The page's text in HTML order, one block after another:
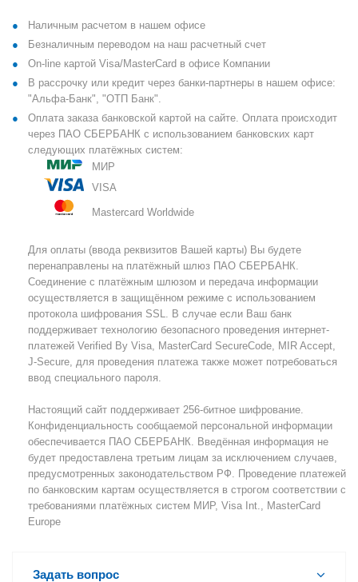
Наличным расчетом в нашем офисе
Безналичным переводом на наш расчетный счет
On-line картой Visa/MasterCard в офисе Компании
В рассрочку или кредит через банки-партнеры в нашем офисе:
"Альфа-Банк", "ОТП Банк".
Оплата заказа банковской картой на сайте. Оплата происходит
через ПАО СБЕРБАНК с использованием банковских карт
следующих платёжных систем:
МИР
VISA
Mastercard Worldwide
Для оплаты (ввода реквизитов Вашей карты) Вы будете
перенаправлены на платёжный шлюз ПАО СБЕРБАНК.
Соединение с платёжным шлюзом и передача информации
осуществляется в защищённом режиме с использованием
протокола шифрования SSL. В случае если Ваш банк
поддерживает технологию безопасного проведения интернет-
платежей Verified By Visa, MasterCard SecureCode, MIR Accept,
J-Secure, для проведения платежа также может потребоваться
ввод специального пароля.
Настоящий сайт поддерживает 256-битное шифрование.
Конфиденциальность сообщаемой персональной информации
обеспечивается ПАО СБЕРБАНК. Введённая информация не
будет предоставлена третьим лицам за исключением случаев,
предусмотренных законодательством РФ. Проведение платежей
по банковским картам осуществляется в строгом соответствии с
требованиями платёжных систем МИР, Visa Int., MasterCard
Europe
Задать вопрос